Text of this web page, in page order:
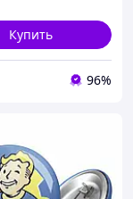
Купить
96%